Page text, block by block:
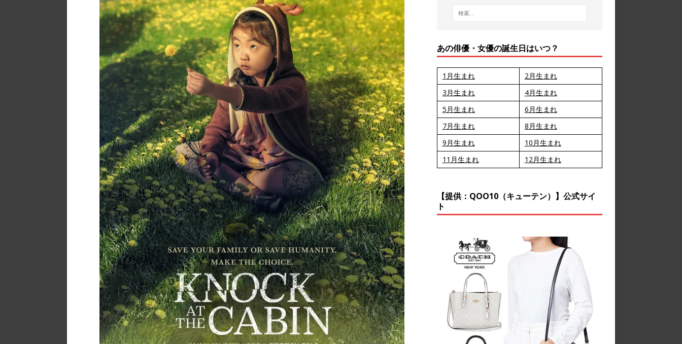
あの俳優・女優の誕生日はいつ？
1月生まれ
2月生まれ
3月生まれ
4月生まれ
5月生まれ
6月生まれ
7月生まれ
8月生まれ
9月生まれ
10月生まれ
11月生まれ
12月生まれ
【提供：QOO10（キューテン）】公式サイ
ト